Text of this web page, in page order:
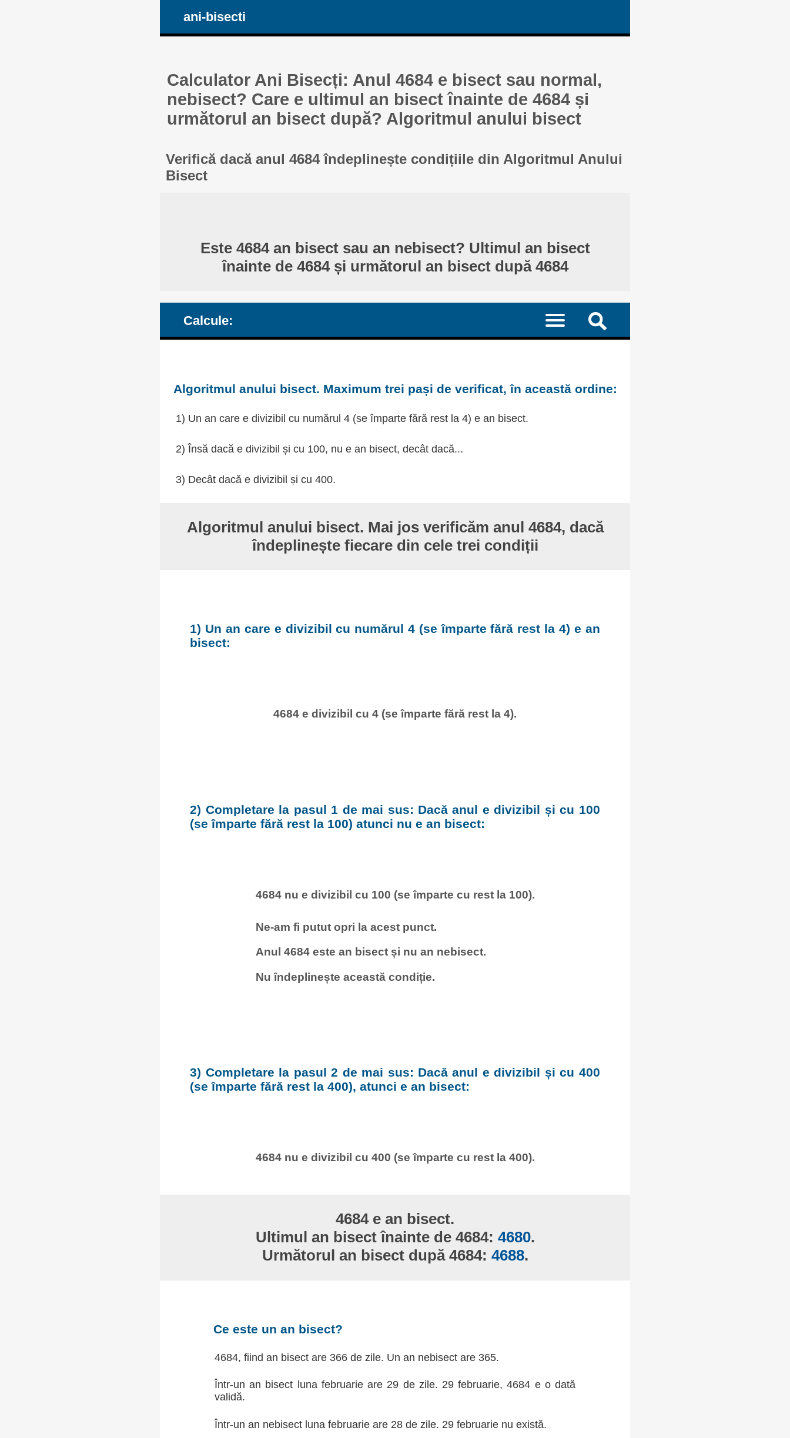
ani-bisecti
Calculator Ani Bisecți: Anul 4684 e bisect sau normal,
nebisect? Care e ultimul an bisect înainte de 4684 și
următorul an bisect după? Algoritmul anului bisect
Verifică dacă anul 4684 îndeplinește condițiile din Algoritmul Anului
Bisect
Este 4684 an bisect sau an nebisect? Ultimul an bisect
înainte de 4684 și următorul an bisect după 4684
Calcule:
Algoritmul anului bisect. Maximum trei pași de verificat, în această ordine:
1) Un an care e divizibil cu numărul 4 (se împarte fără rest la 4) e an bisect.
2) Însă dacă e divizibil și cu 100, nu e an bisect, decât dacă...
3) Decât dacă e divizibil și cu 400.
Algoritmul anului bisect. Mai jos verificăm anul 4684, dacă
îndeplinește fiecare din cele trei condiții
1) Un an care e divizibil cu numărul 4 (se împarte fără rest la 4) e an
bisect:
4684 e divizibil cu 4 (se împarte fără rest la 4).
2) Completare la pasul 1 de mai sus: Dacă anul e divizibil și cu 100
(se împarte fără rest la 100) atunci nu e an bisect:
4684 nu e divizibil cu 100 (se împarte cu rest la 100).
Ne-am fi putut opri la acest punct.
Anul 4684 este an bisect și nu an nebisect.
Nu îndeplinește această condiție.
3) Completare la pasul 2 de mai sus: Dacă anul e divizibil și cu 400
(se împarte fără rest la 400), atunci e an bisect:
4684 nu e divizibil cu 400 (se împarte cu rest la 400).
4684 e an bisect.
Ultimul an bisect înainte de 4684: 4680.
Următorul an bisect după 4684: 4688.
Ce este un an bisect?
4684, fiind an bisect are 366 de zile. Un an nebisect are 365.
Într-un an bisect luna februarie are 29 de zile. 29 februarie, 4684 e o dată
validă.
Într-un an nebisect luna februarie are 28 de zile. 29 februarie nu există.